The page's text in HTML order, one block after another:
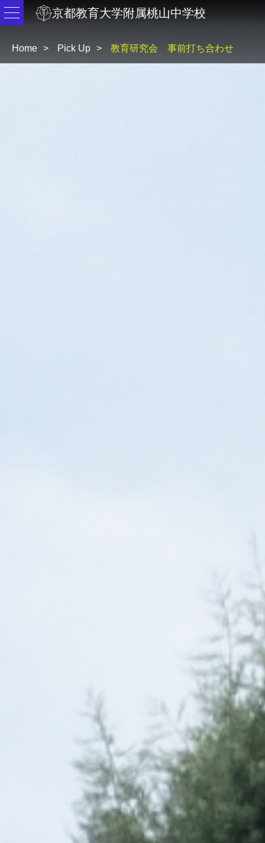
京都教育大学附属桃山中学校
Home Pick Up 教育研究会 事前打ち合わせ